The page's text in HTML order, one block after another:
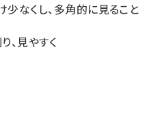
なくし、多角的に見ること
、見やすく